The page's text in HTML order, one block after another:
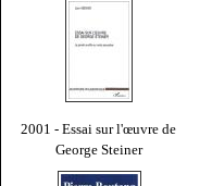
2001 - Essai sur l'œuvre de
George Steiner